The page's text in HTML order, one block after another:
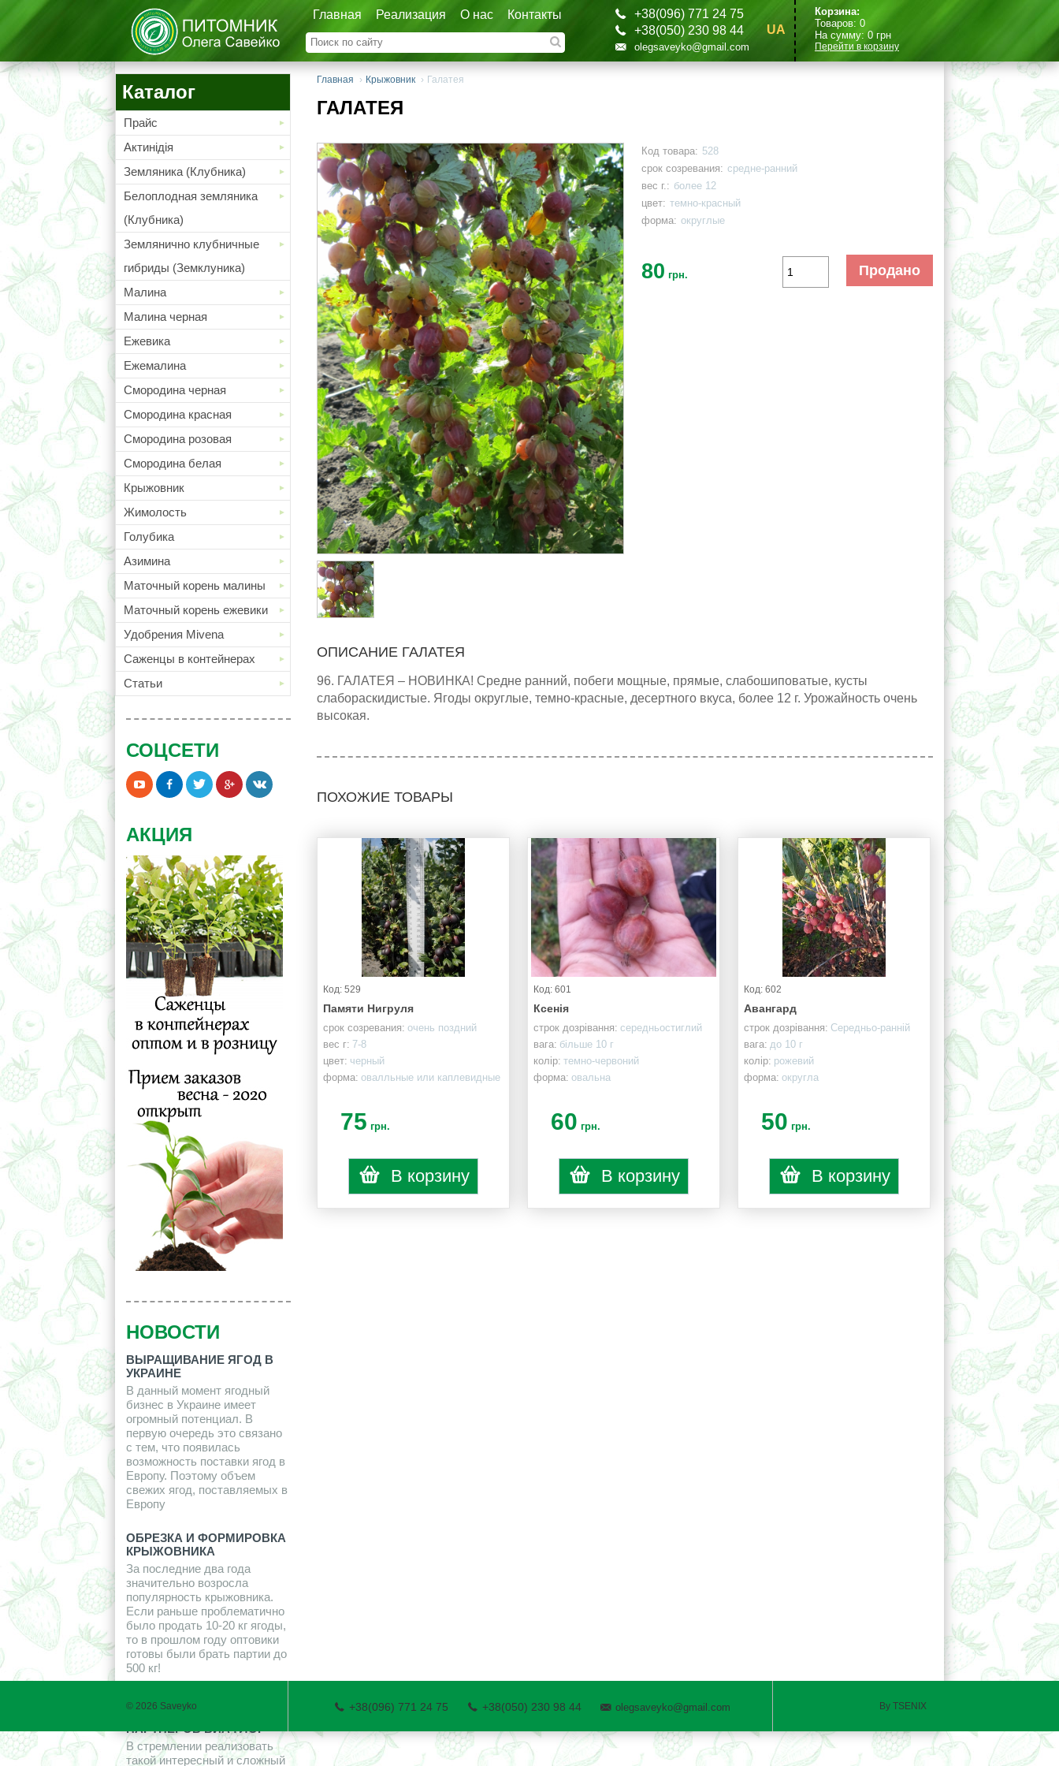
Главная Реализация О нас Контакты
+38(096) 771 24 75
+38(050) 230 98 44
olegsaveyko@gmail.com
UA
Корзина:
Товаров: 0
На сумму: 0 грн
Перейти в корзину
Каталог
Прайс
Актинідія
Земляника (Клубника)
Белоплодная земляника
(Клубника)
Землянично клубничные
гибриды (Земклуника)
Малина
Малина черная
Ежевика
Ежемалина
Смородина черная
Смородина красная
Смородина розовая
Смородина белая
Крыжовник
Жимолость
Голубика
Азимина
Маточный корень малины
Маточный корень ежевики
Удобрения Mivena
Саженцы в контейнерах
Статьи
СОЦСЕТИ
АКЦИЯ
НОВОСТИ
ВЫРАЩИВАНИЕ ЯГОД В
УКРАИНЕ
В данный момент ягодный
бизнес в Украине имеет
огромный потенциал. В
первую очередь это связано
с тем, что появилась
возможность поставки ягод в
Европу. Поэтому объем
свежих ягод, поставляемых в
Европу
ОБРЕЗКА И ФОРМИРОВКА
КРЫЖОВНИКА
За последние два года
значительно возросла
популярность крыжовника.
Если раньше проблематично
было продать 10-20 кг ягоды,
то в прошлом году оптовики
готовы были брать партии до
500 кг!
ЦЕННЫЕ КОНСУЛЬТАЦИИ
ОТ ОЛЕГА САВЕЙКО ДЛЯ
ПАРТНЕРОВ ВИАФЛОР
В стремлении реализовать
такой интересный и сложный
Главная › Крыжовник › Галатея
ГАЛАТЕЯ
Код товара: 528
срок созревания: средне-ранний
вес г.: более 12
цвет: темно-красный
форма: округлые
80 грн. Продано
ОПИСАНИЕ ГАЛАТЕЯ
96. ГАЛАТЕЯ – НОВИНКА! Средне ранний, побеги мощные, прямые, слабошиповатые, кусты
слабораскидистые. Ягоды округлые, темно-красные, десертного вкуса, более 12 г. Урожайность очень
высокая.
ПОХОЖИЕ ТОВАРЫ
Код: 529
Памяти Нигруля
срок созревания: очень поздний
вес г: 7-8
цвет: черный
форма: овалльные или каплевидные
75 грн.
В корзину
Код: 601
Ксенія
строк дозрівання: середньостиглий
вага: більше 10 г
колір: темно-червоний
форма: овальна
60 грн.
В корзину
Код: 602
Авангард
строк дозрівання: Середньо-ранній
вага: до 10 г
колір: рожевий
форма: округла
50 грн.
В корзину
© 2026 Saveyko +38(096) 771 24 75 +38(050) 230 98 44 olegsaveyko@gmail.com By TSENIX